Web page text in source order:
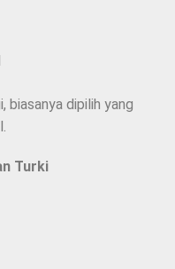
biasanya dipilih yang
Turki